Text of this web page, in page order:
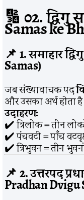
🔢 02.
Samas ke
📌1. समाहार
Samas)
जब संख्यावाचक पद
और उसका अर्थ होता है
उदाहरण:
✔️ त्रिलोक = तीन
✔️ पंचवटी = पाँच
✔️ त्रिभुवन = तीन
📌2. उत्तरपद
Pradhan Dvigu